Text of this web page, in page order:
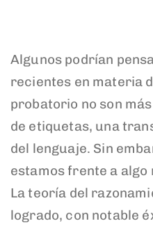
Algunos podrían
recientes en materia
probatorio no son
de etiquetas, una
del lenguaje. Sin
estamos frente a
La teoría del
logrado, con notable